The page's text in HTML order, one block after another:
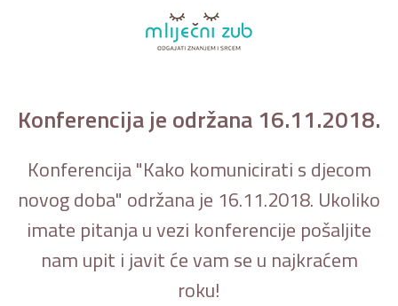
Konferencija je održana 16.11.2018.
Konferencija "Kako komunicirati s djecom
novog doba" održana je 16.11.2018. Ukoliko
imate pitanja u vezi konferencije pošaljite
nam upit i javit će vam se u najkraćem
roku!